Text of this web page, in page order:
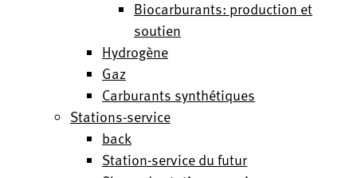
Biocarburants: production et
soutien
Hydrogène
Gaz
Carburants synthétiques
Stations-service
back
Station-service du futur